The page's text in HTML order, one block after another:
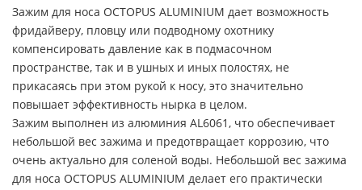
Зажим для носа OCTOPUS ALUMINIUM дает возможность
фридайверу, пловцу или подводному охотнику
компенсировать давление как в подмасочном
пространстве, так и в ушных и иных полостях, не
прикасаясь при этом рукой к носу, это значительно
повышает эффективность нырка в целом.
Зажим выполнен из алюминия AL6061, что обеспечивает
небольшой вес зажима и предотвращает коррозию, что
очень актуально для соленой воды. Небольшой вес зажима
для носа OCTOPUS ALUMINIUM делает его практически